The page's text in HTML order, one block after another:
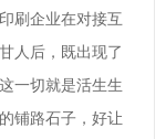
刷企业在对接互
人后，既出现了
一切就是活生生
铺路石子，好让